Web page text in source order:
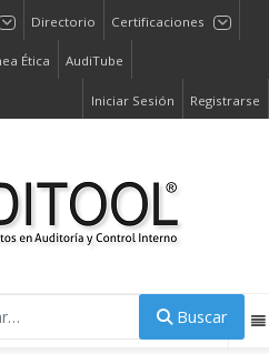
Directorio Certificaciones
Ética AudiTube
Iniciar Sesión Registrarse
Buscar